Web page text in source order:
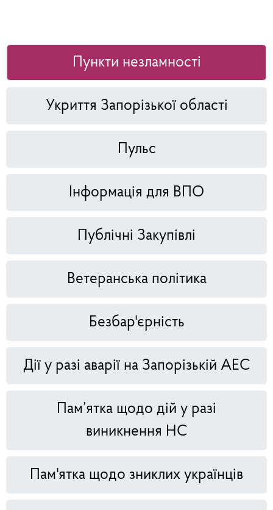
Пункти незламності
Укриття Запорізької області
Пульс
Інформація для ВПО
Публічні Закупівлі
Ветеранська політика
Безбар'єрність
Дії у разі аварії на Запорізькій АЕС
Пам’ятка щодо дій у разі
виникнення НС
Пам'ятка щодо зниклих українців